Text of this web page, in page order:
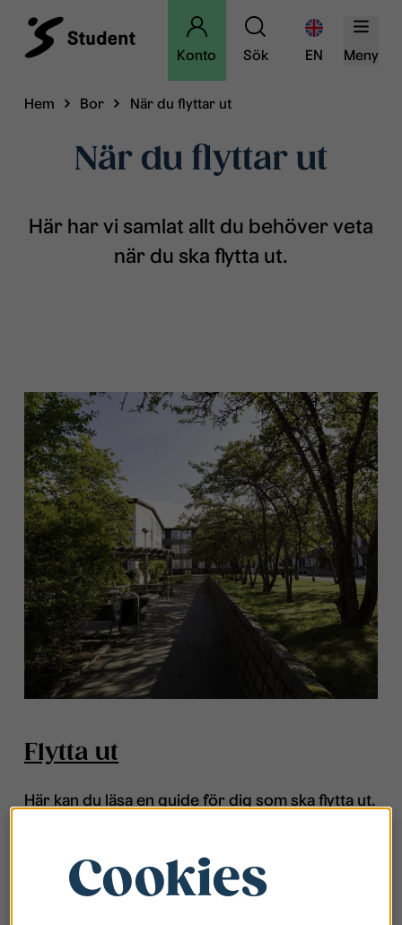
Konto Sök EN Meny
Hem Bor När du flyttar ut
När du flyttar ut
Här har vi samlat allt du behöver veta
när du ska flytta ut.
Flytta ut
Här kan du läsa en guide för dig som ska flytta ut.
Cookies